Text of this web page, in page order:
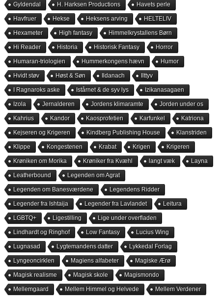
Gyldendal H. Harksen Productions Havets perle
Havfruer Hekse Heksens arving HELTELIV
Hexameter High fantasy Himmelkrystallens Børn
Hi Reader Historia Historisk Fantasy Horror
Humaran-triologien Hummerkongens hævn Humor
Hvidt støv Høst & Søn Ildanach Ilttyv
I Ragnaroks aske Istårnet & de syv lys Izikanasagaen
Izola Jernalderen Jordens klimaramte Jorden under os
Kahrius Kandor Kaosprofetien Karfunkel Katriona
Kejseren og Krigeren Kindberg Publishing House Klanstriden
Klippe Kongestenen Krabat Krigen Krigeren
Krøniken om Morika Krøniker fra Kvæhl langt væk Layna
Leatherbound Legenden om Agrat
Legenden om Banesværdene Legendens Ridder
Legender fra Ishtaija Legender fra Lavlandet Leitura
LGBTQ+ Ligestilling Lige under overfladen
Lindhardt og Ringhof Low Fantasy Lucius Wing
Lugnasad Lygtemandens datter Lykkedal Forlag
Lyngeoncirklen Magiens alfabeter Magiske Ærø
Magisk realisme Magisk skole Magismondo
Mellemgaard Mellem Himmel og Helvede Mellem Verdener